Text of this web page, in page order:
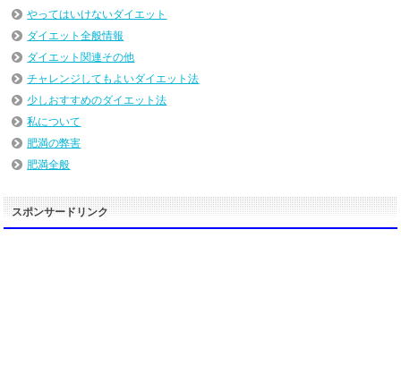
やってはいけないダイエット
ダイエット全般情報
ダイエット関連その他
チャレンジしてもよいダイエット法
少しおすすめのダイエット法
私について
肥満の弊害
肥満全般
スポンサードリンク